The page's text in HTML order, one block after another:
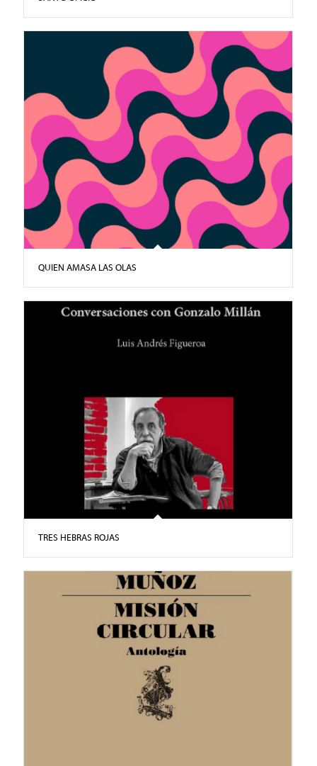
QUIEN AMASA LAS OLAS
TRES HEBRAS ROJAS